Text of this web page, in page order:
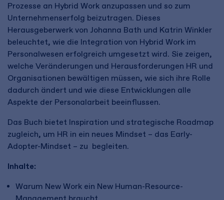
Prozesse an Hybrid Work anzupassen und so zum
Unternehmenserfolg beizutragen. Dieses
Herausgeberwerk von Johanna Bath und Katrin Winkler
beleuchtet, wie die Integration von Hybrid Work im
Personalwesen erfolgreich umgesetzt wird. Sie zeigen,
welche Veränderungen und Herausforderungen HR und
Organisationen bewältigen müssen, wie sich ihre Rolle
dadurch ändert und wie diese Entwicklungen alle
Aspekte der Personalarbeit beeinflussen.
Das Buch bietet Inspiration und strategische Roadmap
zugleich, um HR in ein neues Mindset – das Early-
Adopter-Mindset – zu begleiten.
Inhalte:
Warum New Work ein New Human-Resource-